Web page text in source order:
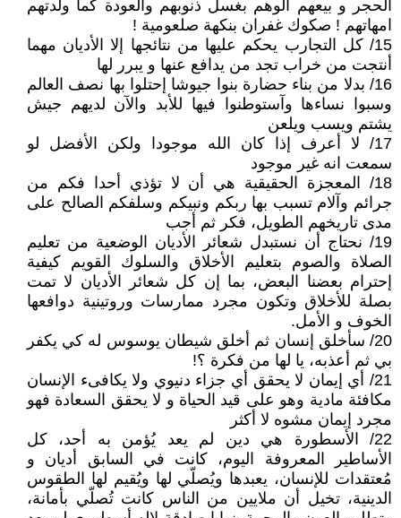
الحجر و بيعهم الوهم بغسل ذنوبهم والعودة كما ولدتهم
امهاتهم ! صكوك غفران بنكهة صلعومية !
15/ كل التجارب يحكم عليها من نتائجها إلا الأديان مهما
أنتجت من خراب تجد من يدافع عنها و يبرر لها
16/ بدلا من بناء حضارة بنوا جيوشا إحتلوا بها نصف العالم
وسبوا نساءها وآستوطنوا فيها للأبد والآن لديهم جيش
يشتم ويسب ويلعن
17/ لا أعرف إذا كان الله موجودا ولكن الأفضل لو
سمعت انه غير موجود
18/ المعجزة الحقيقية هي أن لا تؤذي أحدا فكم من
جرائم وآلام تسبب بها ربكم ونبيكم وسلفكم الصالح على
مدى تاريخهم الطويل، فكر ثم أجب
19/ نحتاج أن نستبدل شعائر الأديان الوضعية من تعليم
الصلاة والصوم بتعليم الأخلاق والسلوك القويم كيفية
إحترام بعضنا البعض، بما إن كل شعائر الأديان لا تمت
بصلة للأخلاق وتكون مجرد ممارسات وروتينية دوافعها
الخوف و الأمل.
20/ سأخلق إنسان ثم أخلق شيطان يوسوس له كي يكفر
بي ثم أعذبه، يا لها من فكرة ؟!
21/ أي إيمان لا يحقق أي جزاء دنيوي ولا يكافىء الإنسان
مكافئة مادية وهو على قيد الحياة و لا يحقق السعادة فهو
مجرد إيمان مشوه لا أكثر
22/ الأسطورة هي دين لم يعد يُؤمن به أحد، كل
الأساطير المعروفة اليوم، كانت في السابق أديان و
مُعتقدات للإنسان، يعبدها ويُصلّي لها ويُقيم لها الطقوس
الدينية، تخيل أن ملايين من الناس كانت تُصلّي بأمانة،